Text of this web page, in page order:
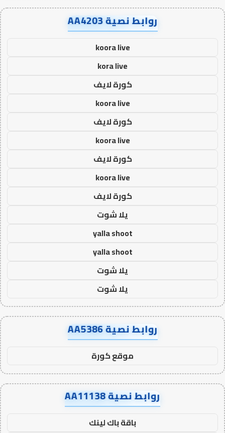
روابط نصية AA4203
koora live
kora live
كورة لايف
koora live
كورة لايف
koora live
كورة لايف
koora live
كورة لايف
يلا شوت
yalla shoot
yalla shoot
يلا شوت
يلا شوت
روابط نصية AA5386
موقع كورة
روابط نصية AA11138
باقة باك لينك